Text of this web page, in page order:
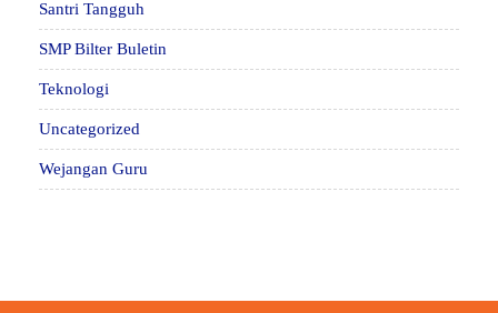
Santri Tangguh
SMP Bilter Buletin
Teknologi
Uncategorized
Wejangan Guru